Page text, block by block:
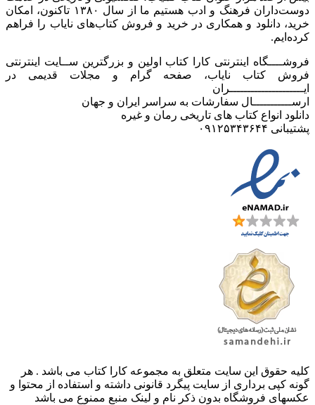
دوست‌داران فرهنگ و ادب هستیم ما از سال ۱۳۸۰ تاکنون، امکان
خرید، دانلود و همکاری در خرید و فروش کتاب‌های نایاب را فراهم
کرده‌ایم.
فروشــــگاه اینترنتی کارا کتاب اولین و بزرگترین ســایت اینترنتی
فروش کتاب نایاب، صفحه گرام و مجلات قدیمی در
ایـــــــــــــــــــــران
ارســـــــــــال سفارشات به سراسر ایران و جهان
دانلود انواع کتاب های تاریخی رمان و غیره
پشتیبانی ۰۹۱۲۵۳۴۳۶۴۴
کليه حقوق اين سايت متعلق به مجموعه کارا کتاب می باشد . هر
گونه کپی برداری از سایت پیگرد قانونی داشته و استفاده از محتوا و
عکسهای فروشگاه بدون ذکر نام و لینک منبع ممنوع می باشد